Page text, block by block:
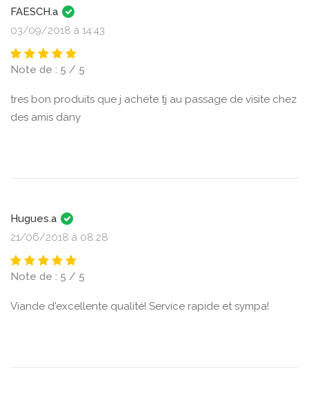
FAESCH.a
03/09/2018 à 14:43
Note de : 5 / 5
tres bon produits que j achete tj au passage de visite chez
des amis dany
Hugues.a
21/06/2018 à 08:28
Note de : 5 / 5
Viande d'excellente qualité! Service rapide et sympa!